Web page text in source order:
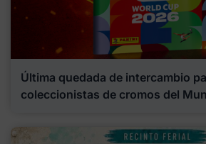
Última quedada de intercambio
coleccionistas de cromos del